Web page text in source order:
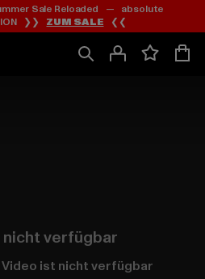
Zum
Inhalt
springen
Zum
Fußzeile
springen
Sale Reloaded — absolute
❯❯ ZUM SALE ❮❮
verfügbar
ist nicht verfügbar